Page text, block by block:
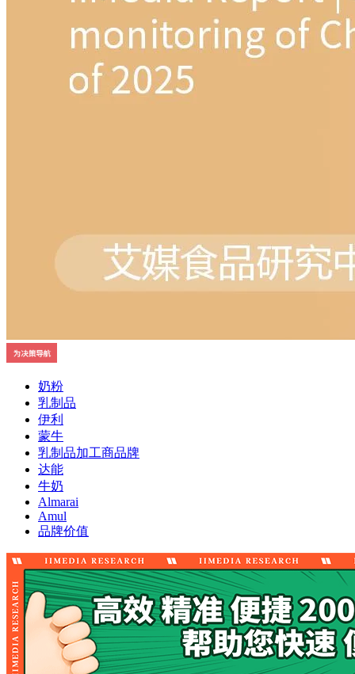
奶粉
乳制品
伊利
蒙牛
乳制品加工商品牌
达能
牛奶
Almarai
Amul
品牌价值